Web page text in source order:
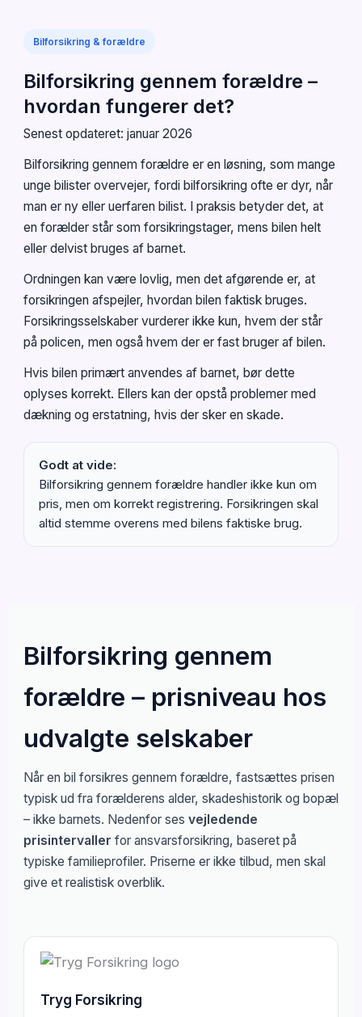
Bilforsikring & forældre
Bilforsikring gennem forældre –
hvordan fungerer det?
Senest opdateret: januar 2026
Bilforsikring gennem forældre er en løsning, som mange
unge bilister overvejer, fordi bilforsikring ofte er dyr, når
man er ny eller uerfaren bilist. I praksis betyder det, at
en forælder står som forsikringstager, mens bilen helt
eller delvist bruges af barnet.
Ordningen kan være lovlig, men det afgørende er, at
forsikringen afspejler, hvordan bilen faktisk bruges.
Forsikringsselskaber vurderer ikke kun, hvem der står
på policen, men også hvem der er fast bruger af bilen.
Hvis bilen primært anvendes af barnet, bør dette
oplyses korrekt. Ellers kan der opstå problemer med
dækning og erstatning, hvis der sker en skade.
Godt at vide:
Bilforsikring gennem forældre handler ikke kun om
pris, men om korrekt registrering. Forsikringen skal
altid stemme overens med bilens faktiske brug.
Bilforsikring gennem
forældre – prisniveau hos
udvalgte selskaber
Når en bil forsikres gennem forældre, fastsættes prisen
typisk ud fra forælderens alder, skadeshistorik og bopæl
– ikke barnets. Nedenfor ses vejledende
prisintervaller for ansvarsforsikring, baseret på
typiske familieprofiler. Priserne er ikke tilbud, men skal
give et realistisk overblik.
Tryg Forsikring